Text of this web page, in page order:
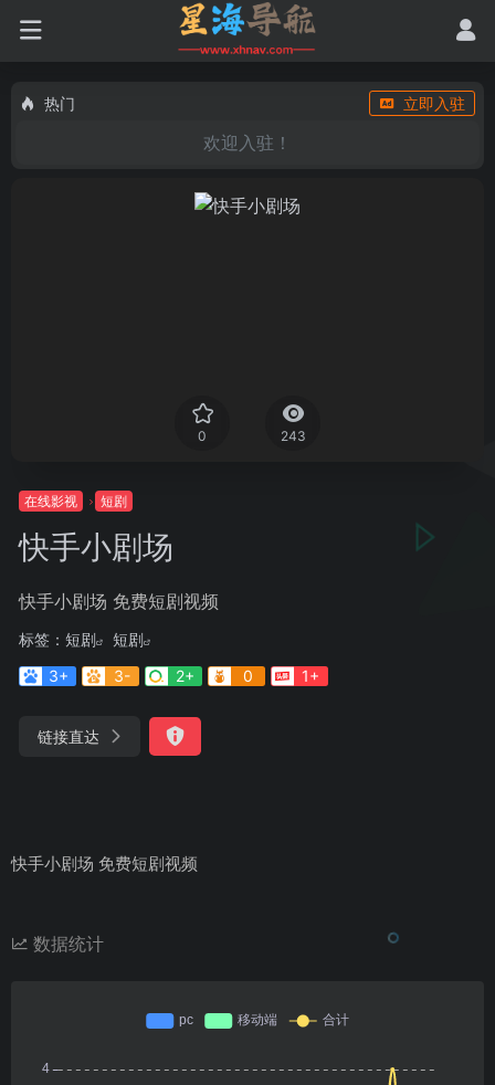
热门 立即入驻
欢迎入驻！
0 243
在线影视 短剧
快手小剧场
快手小剧场 免费短剧视频
标签： 短剧
短剧
3+
3- 2+ 0 1+
链接直达
快手小剧场 免费短剧视频
数据统计